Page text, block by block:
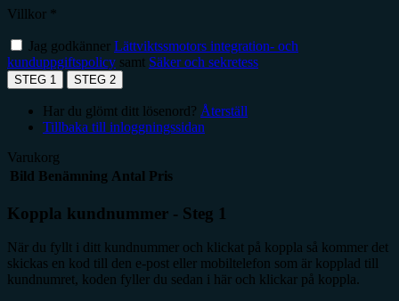
Villkor *
Jag godkänner Lättviktssmotors integration- och
kunduppgiftspolicy samt Säker och sekretess
STEG 1 STEG 2
Har du glömt ditt lösenord? Återställ
Tillbaka till inloggningssidan
Varukorg
Bild Benämning Antal Pris
Koppla kundnummer - Steg 1
När du fyllt i ditt kundnummer och klickat på koppla så kommer det
skickas en kod till den e-post eller mobiltelefon som är kopplad till
kundnumret, koden fyller du sedan i här och klickar på koppla.